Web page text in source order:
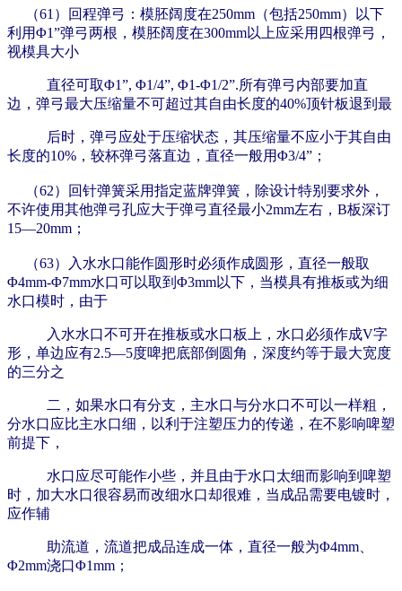
（61）回程弹弓：模胚阔度在250mm（包括250mm）以下
利用Φ1”弹弓两根，模胚阔度在300mm以上应采用四根弹弓，
视模具大小
直径可取Φ1”, Φ1/4”, Φ1-Φ1/2”.所有弹弓内部要加直
边，弹弓最大压缩量不可超过其自由长度的40%顶针板退到最
后时，弹弓应处于压缩状态，其压缩量不应小于其自由
长度的10%，较杯弹弓落直边，直径一般用Φ3/4”；
（62）回针弹簧采用指定蓝牌弹簧，除设计特别要求外，
不许使用其他弹弓孔应大于弹弓直径最小2mm左右，B板深订
15—20mm；
（63）入水水口能作圆形时必须作成圆形，直径一般取
Φ4mm-Φ7mm水口可以取到Φ3mm以下，当模具有推板或为细
水口模时，由于
入水水口不可开在推板或水口板上，水口必须作成V字
形，单边应有2.5—5度啤把底部倒圆角，深度约等于最大宽度
的三分之
二，如果水口有分支，主水口与分水口不可以一样粗，
分水口应比主水口细，以利于注塑压力的传递，在不影响啤塑
前提下，
水口应尽可能作小些，并且由于水口太细而影响到啤塑
时，加大水口很容易而改细水口却很难，当成品需要电镀时，
应作辅
助流道，流道把成品连成一体，直径一般为Φ4mm、
Φ2mm浇口Φ1mm；